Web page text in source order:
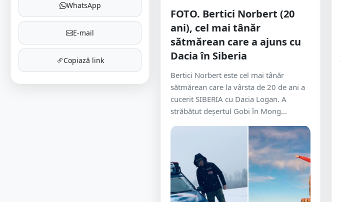
WhatsApp
E-mail
Copiază link
FOTO. Bertici Norbert (20
ani), cel mai tânăr
sătmărean care a ajuns cu
Dacia în Siberia
Bertici Norbert este cel mai tânăr
sătmărean care la vârsta de 20 de ani a
cucerit SIBERIA cu Dacia Logan. A
străbătut deșertul Gobi în Mong...